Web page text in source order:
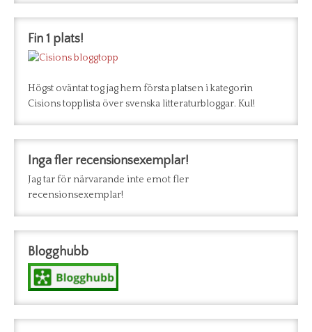
Fin 1 plats!
Högst oväntat tog jag hem första platsen i kategorin
Cisions topplista över svenska litteraturbloggar. Kul!
Inga fler recensionsexemplar!
Jag tar för närvarande inte emot fler
recensionsexemplar!
Blogghubb